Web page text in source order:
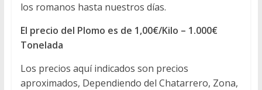
los romanos hasta nuestros días.
El precio del Plomo es de 1,00€/Kilo – 1.000€
Tonelada
Los precios aquí indicados son precios
aproximados, Dependiendo del Chatarrero, Zona,